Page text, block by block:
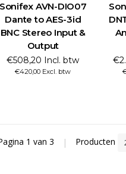
Sonifex AVN-DIO07
Dante to AES-3id
BNC Stereo Input &
Output
€508,20 Incl. btw
€420,00 Excl. btw
1 van 3 | Producten